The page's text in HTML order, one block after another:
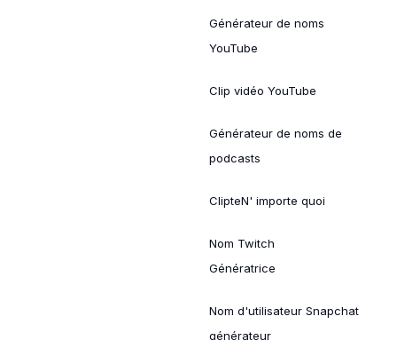
Générateur de noms
YouTube
Clip vidéo YouTube
Générateur de noms de
podcasts
ClipteN' importe quoi
Nom Twitch
Génératrice
Nom d'utilisateur Snapchat
générateur